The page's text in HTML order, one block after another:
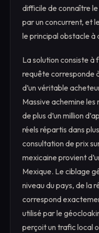
difficile de connaître
par un concurrent, et
le principal obstacle à
La solution consiste à
requête corresponde
d’un véritable
Massive achemine
de plus d’un million
réels répartis dans
consultation de prix
mexicaine provient
Mexique. Le ciblage
niveau du pays, de la
correspond
utilisé par le
perçoit un trafic local